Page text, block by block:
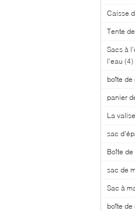
Caisse
Tente
Sacs à
l'eau (4)
boîte de
panier
La
sac
Boîte
sac de
Sac à
boîte de